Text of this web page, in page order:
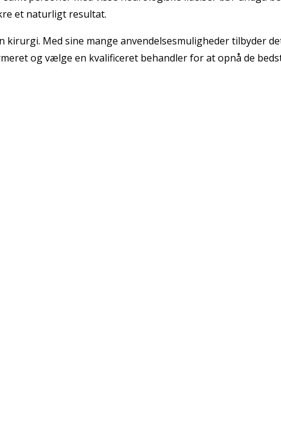
et naturligt resultat.
Med sine mange anvendelsesmuligheder tilbyder
og vælge en kvalificeret behandler for at opnå de